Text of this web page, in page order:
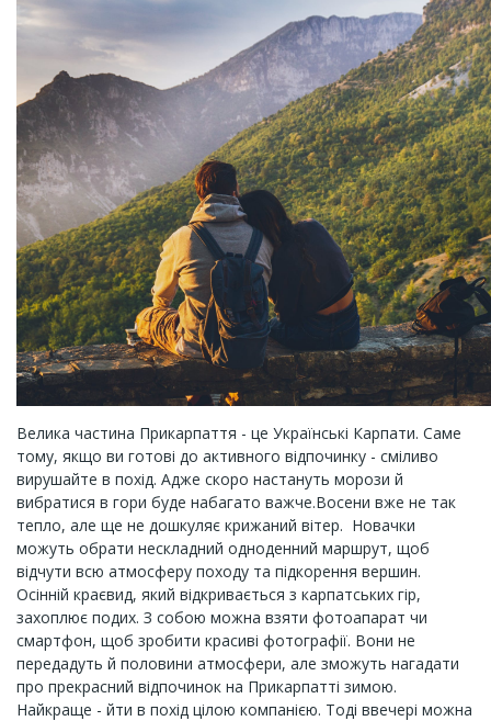
Велика частина Прикарпаття - це Українські Карпати. Саме
тому, якщо ви готові до активного відпочинку - сміливо
вирушайте в похід. Адже скоро настануть морози й
вибратися в гори буде набагато важче.Восени вже не так
тепло, але ще не дошкуляє крижаний вітер. Новачки
можуть обрати нескладний одноденний маршрут, щоб
відчути всю атмосферу походу та підкорення вершин.
Осінній краєвид, який відкривається з карпатських гір,
захоплює подих. З собою можна взяти фотоапарат чи
смартфон, щоб зробити красиві фотографії. Вони не
передадуть й половини атмосфери, але зможуть нагадати
про прекрасний відпочинок на Прикарпатті зимою.
Найкраще - йти в похід цілою компанією. Тоді ввечері можна